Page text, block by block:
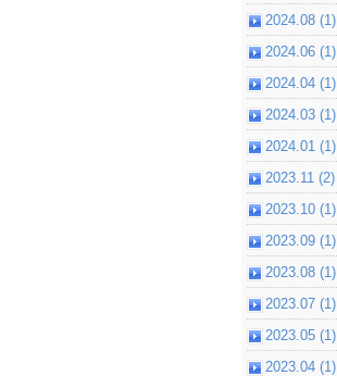
2024.08 (1)
2024.06 (1)
2024.04 (1)
2024.03 (1)
2024.01 (1)
2023.11 (2)
2023.10 (1)
2023.09 (1)
2023.08 (1)
2023.07 (1)
2023.05 (1)
2023.04 (1)